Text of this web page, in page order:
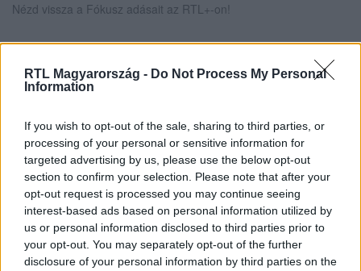
RTL Magyarország - Do Not Process My Personal
Information
If you wish to opt-out of the sale, sharing to third parties, or
processing of your personal or sensitive information for
targeted advertising by us, please use the below opt-out
section to confirm your selection. Please note that after your
opt-out request is processed you may continue seeing
interest-based ads based on personal information utilized by
us or personal information disclosed to third parties prior to
your opt-out. You may separately opt-out of the further
disclosure of your personal information by third parties on the
Nézd vissza a Fókusz adásait az RTL+-on!
Itt állítsd be, hogy az RTL.hu az elsők között
legyen a Google-találatokban!